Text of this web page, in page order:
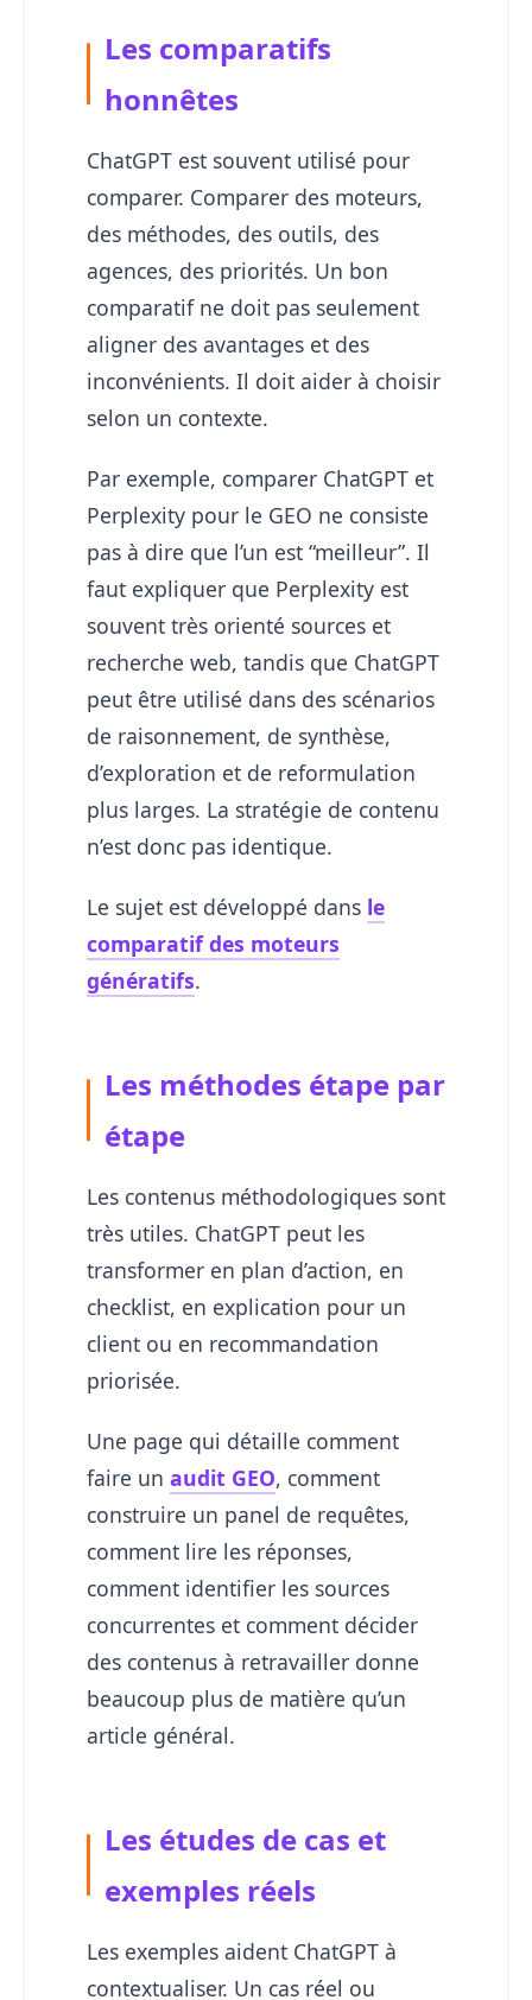
Les comparatifs
honnêtes
ChatGPT est souvent utilisé pour
comparer. Comparer des moteurs,
des méthodes, des outils, des
agences, des priorités. Un bon
comparatif ne doit pas seulement
aligner des avantages et des
inconvénients. Il doit aider à choisir
selon un contexte.
Par exemple, comparer ChatGPT et
Perplexity pour le GEO ne consiste
pas à dire que l’un est “meilleur”. Il
faut expliquer que Perplexity est
souvent très orienté sources et
recherche web, tandis que ChatGPT
peut être utilisé dans des scénarios
de raisonnement, de synthèse,
d’exploration et de reformulation
plus larges. La stratégie de contenu
n’est donc pas identique.
Le sujet est développé dans le
comparatif des moteurs
génératifs.
Les méthodes étape par
étape
Les contenus méthodologiques sont
très utiles. ChatGPT peut les
transformer en plan d’action, en
checklist, en explication pour un
client ou en recommandation
priorisée.
Une page qui détaille comment
faire un audit GEO, comment
construire un panel de requêtes,
comment lire les réponses,
comment identifier les sources
concurrentes et comment décider
des contenus à retravailler donne
beaucoup plus de matière qu’un
article général.
Les études de cas et
exemples réels
Les exemples aident ChatGPT à
contextualiser. Un cas réel ou